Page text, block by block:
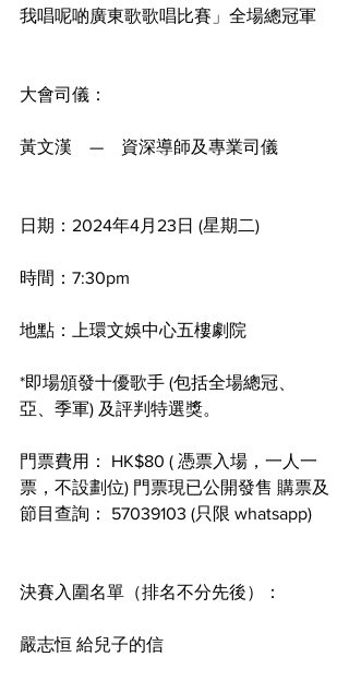
我唱呢啲廣東歌歌唱比賽」全場總冠軍
大會司儀：
黃文漢　—　資深導師及專業司儀
日期：2024年4月23日 (星期二)
時間：7:30pm
地點：上環文娛中心五樓劇院
*即場頒發十優歌手 (包括全場總冠、
亞、季軍) 及評判特選獎。
門票費用： HK$80 ( 憑票入場，一人一
票，不設劃位) 門票現已公開發售 購票及
節目查詢： 57039103 (只限 whatsapp)
決賽入圍名單（排名不分先後）：
嚴志恒 給兒子的信